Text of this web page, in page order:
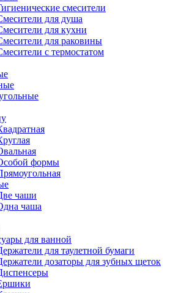
смесители
для душа
для кухни
для раковины
с термостатом
формы
чаши
чаша
для ванной
для таулетной бумаги
дозаторы для зубных щеток